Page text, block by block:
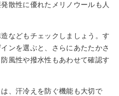
散性に優れたメリノウールも人
などもチェックしましょう。す
ンを選ぶと、さらにあたたかさ
風性や撥水性もあわせて確認す
、汗冷えを防ぐ機能も大切で